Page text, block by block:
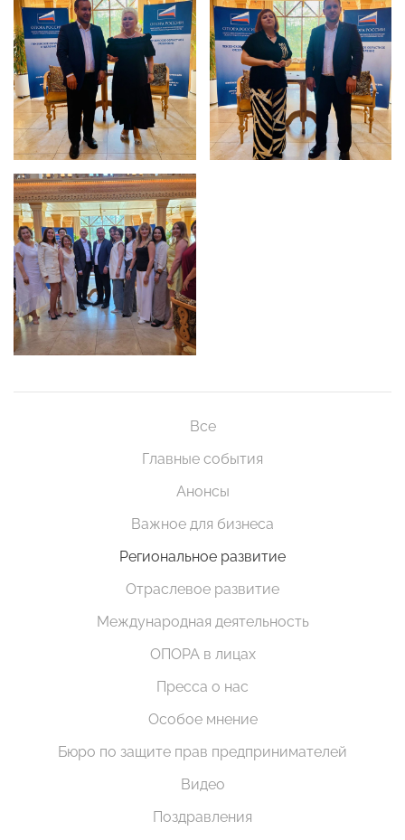
Все
Главные события
Анонсы
Важное для бизнеса
Региональное развитие
Отраслевое развитие
Международная деятельность
ОПОРА в лицах
Пресса о нас
Особое мнение
Бюро по защите прав предпринимателей
Видео
Поздравления